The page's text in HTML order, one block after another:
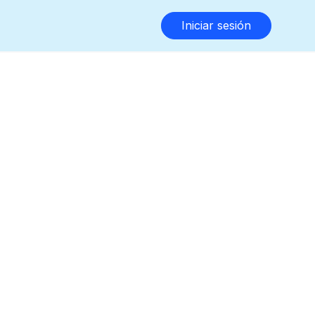
Iniciar sesión